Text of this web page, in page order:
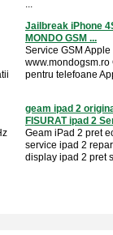
...
Jailbreak iPhone
MONDO GSM ...
Service GSM
www.mondogsm.ro
pentru telefoane
geam ipad 2
FISURAT ipad 2
Geam iPad 2 pret
service ipad 2
display ipad 2 pret